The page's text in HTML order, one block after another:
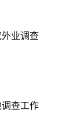
业调查
查工作